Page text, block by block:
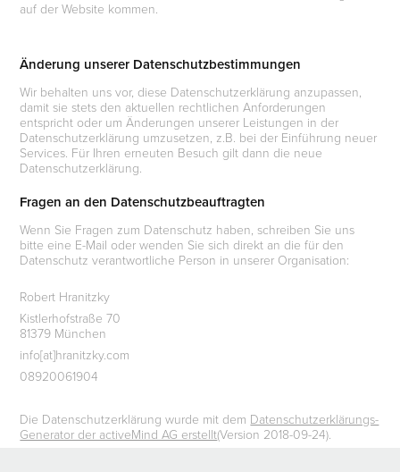
auf der Website kommen.
Änderung unserer Datenschutzbestimmungen
Wir behalten uns vor, diese Datenschutzerklärung anzupassen,
damit sie stets den aktuellen rechtlichen Anforderungen
entspricht oder um Änderungen unserer Leistungen in der
Datenschutzerklärung umzusetzen, z.B. bei der Einführung neuer
Services. Für Ihren erneuten Besuch gilt dann die neue
Datenschutzerklärung.
Fragen an den Datenschutzbeauftragten
Wenn Sie Fragen zum Datenschutz haben, schreiben Sie uns
bitte eine E-Mail oder wenden Sie sich direkt an die für den
Datenschutz verantwortliche Person in unserer Organisation:
Robert Hranitzky
Kistlerhofstraße 70
81379 München
info[at]hranitzky.com
08920061904
Die Datenschutzerklärung wurde mit dem Datenschutzerklärungs-
Generator der activeMind AG erstellt(Version 2018-09-24).